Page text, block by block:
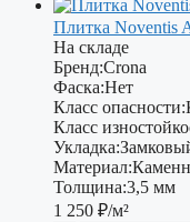
Плитка Noventis
На складе
Бренд:Crona
Фаска:Нет
Класс опасности:
Класс
Укладка:
Материал:
Толщина:3,5 мм
1 250 ₽/м²